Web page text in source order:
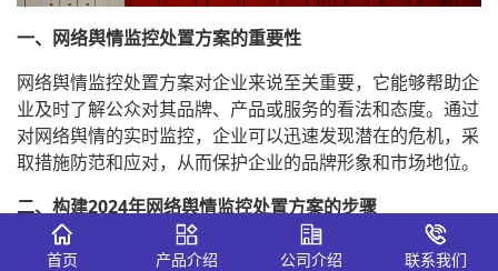
一、网络舆情监控处置方案的重要性
网络舆情监控处置方案对企业来说至关重要，它能够帮助企
业及时了解公众对其品牌、产品或服务的看法和态度。通过
对网络舆情的实时监控，企业可以迅速发现潜在的危机，采
取措施防范和应对，从而保护企业的品牌形象和市场地位。
二、构建2024年网络舆情监控处置方案的步骤
目标设定
：明确企业舆情监控的目标，包括危机预警、
首页 产品介绍 公司介绍 联系我们